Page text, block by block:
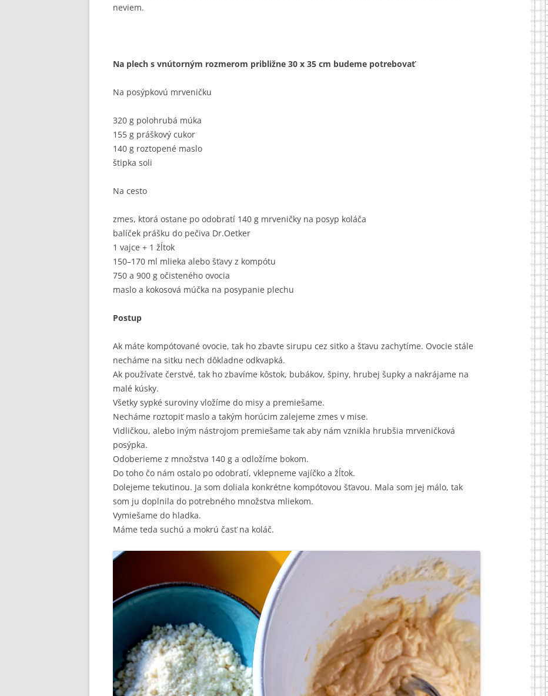
neviem.
Na plech s vnútorným rozmerom približne 30 x 35 cm budeme potrebovať
Na posýpkovú mrveničku
320 g polohrubá múka
155 g práškový cukor
140 g roztopené maslo
štipka soli
Na cesto
zmes, ktorá ostane po odobratí 140 g mrveničky na posyp koláča
balíček prášku do pečiva Dr.Oetker
1 vajce + 1 žĺtok
150–170 ml mlieka alebo šťavy z kompótu
750 a 900 g očisteného ovocia
maslo a kokosová múčka na posypanie plechu
Postup
Ak máte kompótované ovocie, tak ho zbavte sirupu cez sitko a šťavu zachytíme. Ovocie stále
necháme na sitku nech dôkladne odkvapká.
Ak používate čerstvé, tak ho zbavíme kôstok, bubákov, špiny, hrubej šupky a nakrájame na
malé kúsky.
Všetky sypké suroviny vložíme do misy a premiešame.
Necháme roztopiť maslo a takým horúcim zalejeme zmes v mise.
Vidličkou, alebo iným nástrojom premiešame tak aby nám vznikla hrubšia mrveničková
posýpka.
Odoberieme z množstva 140 g a odložíme bokom.
Do toho čo nám ostalo po odobratí, vklepneme vajíčko a žĺtok.
Dolejeme tekutinou. Ja som doliala konkrétne kompótovou šťavou. Mala som jej málo, tak
som ju doplnila do potrebného množstva mliekom.
Vymiešame do hladka.
Máme teda suchú a mokrú časť na koláč.